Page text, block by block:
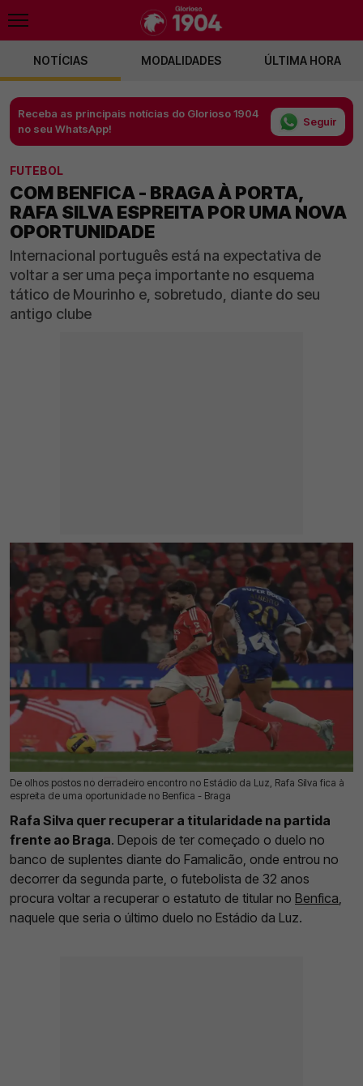
NOTÍCIAS MODALIDADES ÚLTIMA HORA
Receba as principais notícias do Glorioso 1904
no seu WhatsApp!
Seguir
FUTEBOL
COM BENFICA - BRAGA À PORTA,
RAFA SILVA ESPREITA POR UMA NOVA
OPORTUNIDADE
Internacional português está na expectativa de
voltar a ser uma peça importante no esquema
tático de Mourinho e, sobretudo, diante do seu
antigo clube
De olhos postos no derradeiro encontro no Estádio da Luz, Rafa Silva fica à
espreita de uma oportunidade no Benfica - Braga
11 Mai 2026 | 09:32 | 0
Rafa Silva quer recuperar a titularidade na partida
frente ao Braga. Depois de ter começado o duelo no
banco de suplentes diante do Famalicão, onde entrou no
decorrer da segunda parte, o futebolista de 32 anos
procura voltar a recuperar o estatuto de titular no Benfica,
naquele que seria o último duelo no Estádio da Luz.